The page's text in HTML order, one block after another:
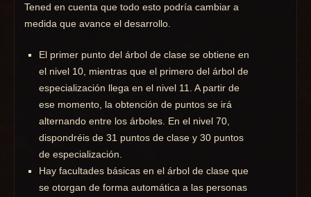
Tened en cuenta que todo esto podría cambiar a
medida que avance el desarrollo.
El primer punto del árbol de clase se obtiene en
el nivel 10, mientras que el primero del árbol de
especialización llega en el nivel 11. A partir de
ese momento, la obtención de puntos se irá
alternando entre los árboles. En el nivel 70,
dispondréis de 31 puntos de clase y 30 puntos
de especialización.
Hay facultades básicas en el árbol de clase que
se otorgan de forma automática a las personas